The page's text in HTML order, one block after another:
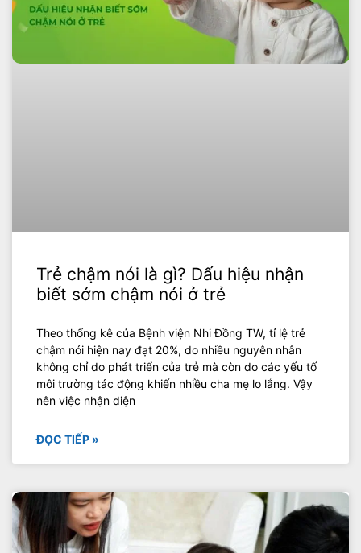
Trẻ chậm nói là gì? Dấu hiệu nhận
biết sớm chậm nói ở trẻ
Theo thống kê của Bệnh viện Nhi Đồng TW, tỉ lệ trẻ
chậm nói hiện nay đạt 20%, do nhiều nguyên nhân
không chỉ do phát triển của trẻ mà còn do các yếu tố
môi trường tác động khiến nhiều cha mẹ lo lắng. Vậy
nên việc nhận diện
ĐỌC TIẾP »